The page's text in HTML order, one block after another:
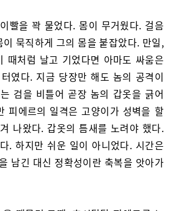
빨을 꽉 물었다. 몸이 무거웠다. 걸음
묵직하게 그의 몸을 붙잡았다. 만일,
때처럼 날고 기었다면 아마도 싸움은
였다. 지금 당장만 해도 놈의 공격이
검을 비틀어 곧장 놈의 갑옷을 긁어
피에르의 일격은 고양이가 성벽을 할
나왔다. 갑옷의 틈새를 노려야 했다.
. 하지만 쉬운 일이 아니었다. 시간은
남긴 대신 정확성이란 축복을 앗아가